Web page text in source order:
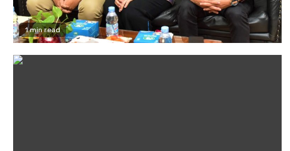
1 min read